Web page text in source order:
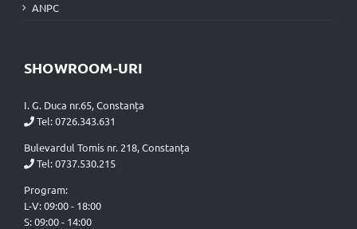
ANPC
SHOWROOM-URI
I. G. Duca nr.65, Constanța
Tel:0726.343.631
Bulevardul Tomis nr. 218, Constanța
Tel:0737.530.215
Program:
L-V: 09:00 - 18:00
S: 09:00 - 14:00